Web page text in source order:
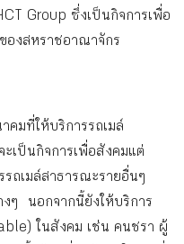
Group ซึ่งเป็นกิจการเพื่อ
องสหราชอาณาจักร
คมที่ให้บริการรถเมล์
เป็นกิจการเพื่อสังคมแต่
ถเมล์สาธารณะรายอื่นๆ
งๆ นอกจากนี้ยังให้บริการ
ในสังคม เช่น คนชรา ผู้